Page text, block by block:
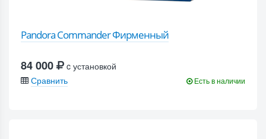
Pandora Commander Фирменный
84 000
c установкой
Сравнить
Есть в наличии